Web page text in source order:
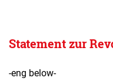
Statement zur
-eng below-